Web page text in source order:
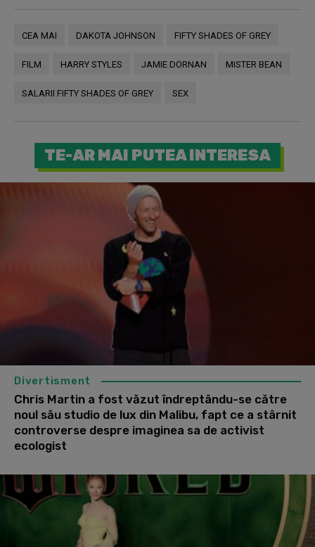
CEA MAI DAKOTA JOHNSON FIFTY SHADES OF GREY
FILM HARRY STYLES JAMIE DORNAN MISTER BEAN
SALARII FIFTY SHADES OF GREY SEX
TE-AR MAI PUTEA INTERESA
Divertisment
Chris Martin a fost văzut îndreptându-se către
noul său studio de lux din Malibu, fapt ce a stârnit
controverse despre imaginea sa de activist
ecologist